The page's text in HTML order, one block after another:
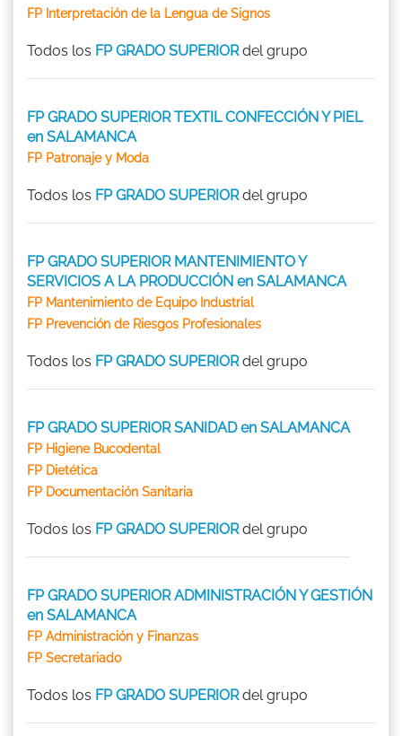
FP Interpretación de la Lengua de Signos
Todos los FP GRADO SUPERIORdel grupo
FP GRADO SUPERIOR TEXTIL CONFECCIÓN Y PIEL
en SALAMANCA
FP Patronaje y Moda
Todos los FP GRADO SUPERIORdel grupo
FP GRADO SUPERIOR MANTENIMIENTO Y
SERVICIOS A LA PRODUCCIÓN en SALAMANCA
FP Mantenimiento de Equipo Industrial
FP Prevención de Riesgos Profesionales
Todos los FP GRADO SUPERIORdel grupo
FP GRADO SUPERIOR SANIDAD en SALAMANCA
FP Higiene Bucodental
FP Dietética
FP Documentación Sanitaria
Todos los FP GRADO SUPERIORdel grupo
FP GRADO SUPERIOR ADMINISTRACIÓN Y GESTIÓN
en SALAMANCA
FP Administración y Finanzas
FP Secretariado
Todos los FP GRADO SUPERIORdel grupo